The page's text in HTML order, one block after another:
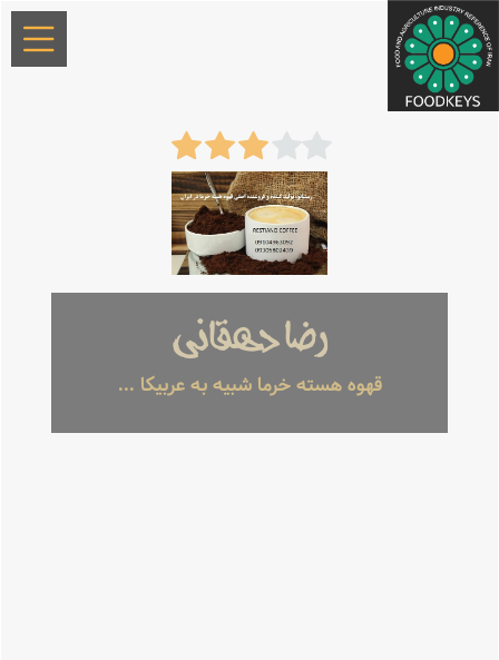
رضا دهقانی
قهوه هسته خرما شبیه به عربیکا ...